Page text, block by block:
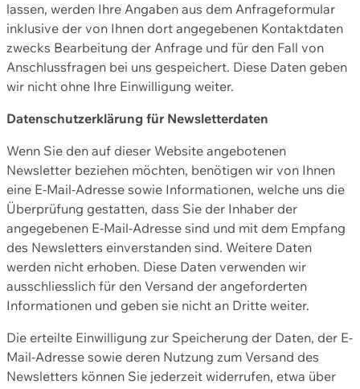
lassen, werden Ihre Angaben aus dem Anfrageformular
inklusive der von Ihnen dort angegebenen Kontaktdaten
zwecks Bearbeitung der Anfrage und für den Fall von
Anschlussfragen bei uns gespeichert. Diese Daten geben
wir nicht ohne Ihre Einwilligung weiter.
Datenschutzerklärung für Newsletterdaten
Wenn Sie den auf dieser Website angebotenen
Newsletter beziehen möchten, benötigen wir von Ihnen
eine E-Mail-Adresse sowie Informationen, welche uns die
Überprüfung gestatten, dass Sie der Inhaber der
angegebenen E-Mail-Adresse sind und mit dem Empfang
des Newsletters einverstanden sind. Weitere Daten
werden nicht erhoben. Diese Daten verwenden wir
ausschliesslich für den Versand der angeforderten
Informationen und geben sie nicht an Dritte weiter.
Die erteilte Einwilligung zur Speicherung der Daten, der E-
Mail-Adresse sowie deren Nutzung zum Versand des
Newsletters können Sie jederzeit widerrufen, etwa über